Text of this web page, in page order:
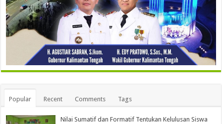
Popular Recent Comments Tags
Nilai Sumatif dan Formatif Tentukan Kelulusan Siswa